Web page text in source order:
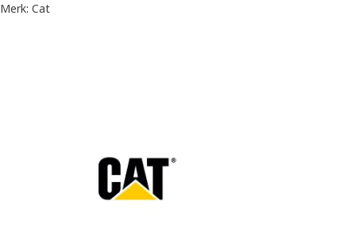
Merk: Cat